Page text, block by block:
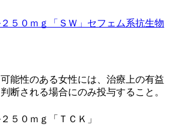
５０ｍｇ「ＳＷ」 セフェム系抗生物
５０ｍｇ「ＴＣＫ」
能性のある女性には、治療上の有益
断される場合にのみ投与すること。